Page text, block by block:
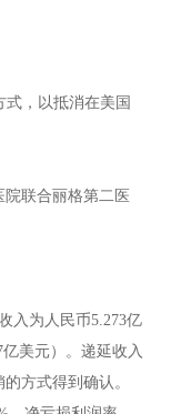
，以抵消在美国
联合丽格第二医
入为人民币5.273亿
美元）。递延收入
方式得到确认。